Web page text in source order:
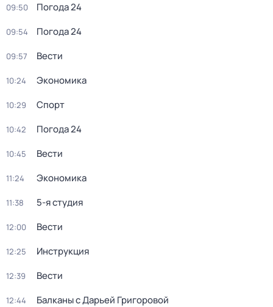
09:50 Погода 24
09:54 Погода 24
09:57 Вести
10:24 Экономика
10:29 Спорт
10:42 Погода 24
10:45 Вести
11:24 Экономика
11:38 5-я студия
12:00 Вести
12:25 Инструкция
12:39 Вести
12:44 Балканы с Дарьей Григоровой